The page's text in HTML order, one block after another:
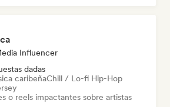
Influencer
dadas
caribeñaChill / Lo-fi Hip-Hop
o reels impactantes sobre artistas